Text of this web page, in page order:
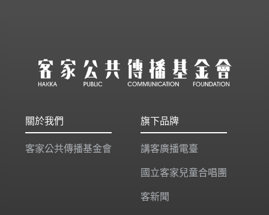
關於我們
客家公共傳播基金會
旗下品牌
講客廣播電臺
國立客家兒童合唱團
客新聞